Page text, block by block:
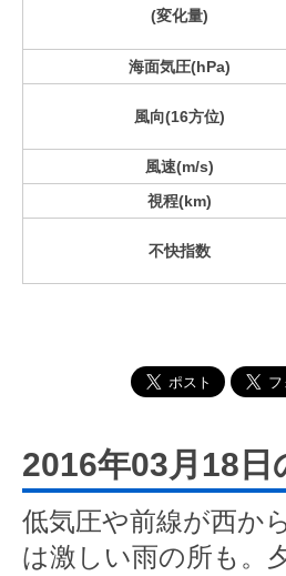
(変化量)
海面気圧(hPa)
風向(16方位)
風速(m/s)
視程(km)
不快指数
2016年03月18日
低気圧や前線が西か
は激しい雨の所も。